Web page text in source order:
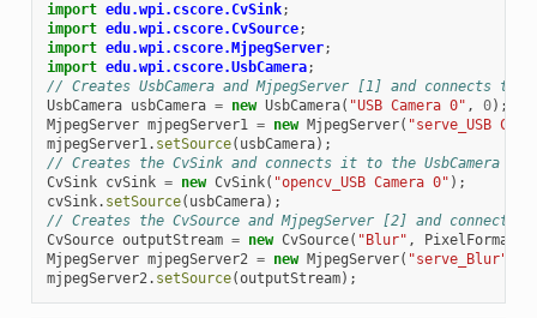
import edu.wpi.cscore.CvSink;
import edu.wpi.cscore.CvSource;
import edu.wpi.cscore.MjpegServer;
import edu.wpi.cscore.UsbCamera;
// Creates UsbCamera and MjpegServer [1] and connects them
UsbCamera usbCamera = new UsbCamera( "USB Camera 0" , 0);
MjpegServer mjpegServer1 = new MjpegServer( "serve_USB
mjpegServer1. setSource( usbCamera);
// Creates the CvSink and connects it to the UsbCamera
CvSink cvSink = new CvSink( "opencv_USB Camera 0" );
cvSink. setSource( usbCamera);
// Creates the CvSource and MjpegServer [2] and connects
CvSource outputStream = new CvSource( "Blur" , PixelFormat
MjpegServer mjpegServer2 = new MjpegServer( "serve_Blur"
mjpegServer2. setSource(outputStream);